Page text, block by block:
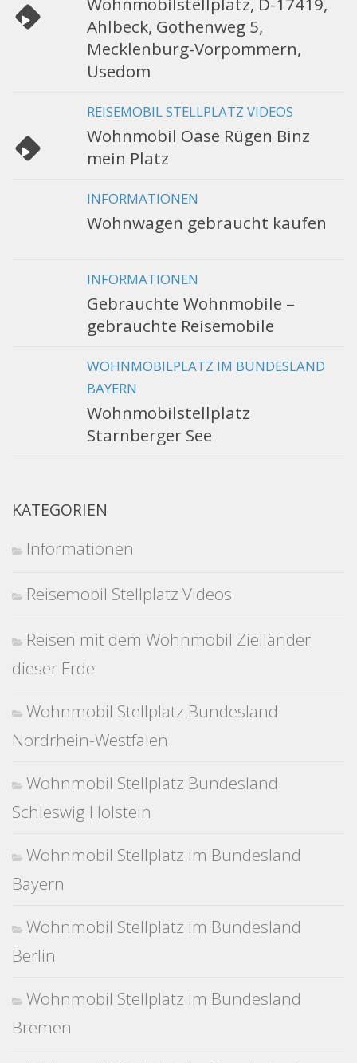
Ahlbeck, Gothenweg 5,
Mecklenburg-Vorpommern,
Usedom
REISEMOBIL STELLPLATZ VIDEOS
Wohnmobil Oase Rügen Binz
mein Platz
INFORMATIONEN
Wohnwagen gebraucht kaufen
INFORMATIONEN
Gebrauchte Wohnmobile –
gebrauchte Reisemobile
WOHNMOBILPLATZ IM BUNDESLAND
BAYERN
Wohnmobilstellplatz
Starnberger See
KATEGORIEN
Informationen
Reisemobil Stellplatz Videos
Reisen mit dem Wohnmobil Zielländer
dieser Erde
Wohnmobil Stellplatz Bundesland
Nordrhein-Westfalen
Wohnmobil Stellplatz Bundesland
Schleswig Holstein
Wohnmobil Stellplatz im Bundesland
Bayern
Wohnmobil Stellplatz im Bundesland
Berlin
Wohnmobil Stellplatz im Bundesland
Bremen